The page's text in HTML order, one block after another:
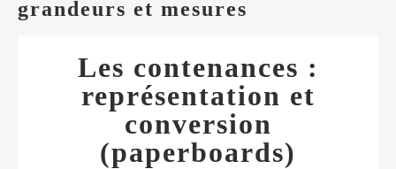
grandeurs et mesures
Les contenances :
représentation et
conversion
(paperboards)